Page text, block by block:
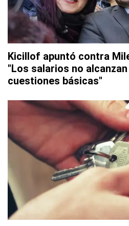
Kicillof apuntó contra
"Los salarios no
cuestiones básicas"